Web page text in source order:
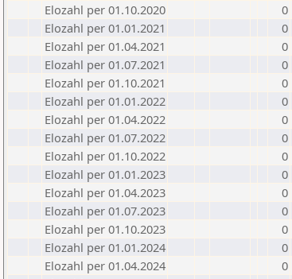
Elozahl per 01.10.2020
0
Elozahl per 01.01.2021
0
Elozahl per 01.04.2021
0
Elozahl per 01.07.2021
0
Elozahl per 01.10.2021
0
Elozahl per 01.01.2022
0
Elozahl per 01.04.2022
0
Elozahl per 01.07.2022
0
Elozahl per 01.10.2022
0
Elozahl per 01.01.2023
0
Elozahl per 01.04.2023
0
Elozahl per 01.07.2023
0
Elozahl per 01.10.2023
0
Elozahl per 01.01.2024
0
Elozahl per 01.04.2024
0